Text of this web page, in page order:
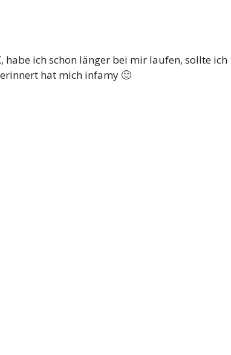
habe ich schon länger bei mir laufen, sollte ich
hat mich infamy 🙂